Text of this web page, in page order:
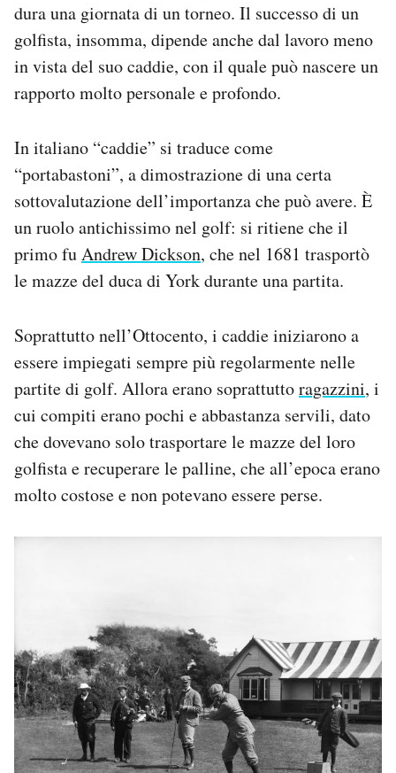
dura una giornata di un torneo. Il successo di un
golfista, insomma, dipende anche dal lavoro meno
in vista del suo caddie, con il quale può nascere un
rapporto molto personale e profondo.
In italiano “caddie” si traduce come
“portabastoni”, a dimostrazione di una certa
sottovalutazione dell’importanza che può avere. È
un ruolo antichissimo nel golf: si ritiene che il
primo fuAndrew Dickson, che nel 1681 trasportò
le mazze del duca di York durante una partita.
Soprattutto nell’Ottocento, i caddie iniziarono a
essere impiegati sempre più regolarmente nelle
partite di golf. Allora erano soprattuttoragazzini, i
cui compiti erano pochi e abbastanza servili, dato
che dovevano solo trasportare le mazze del loro
golfista e recuperare le palline, che all’epoca erano
molto costose e non potevano essere perse.